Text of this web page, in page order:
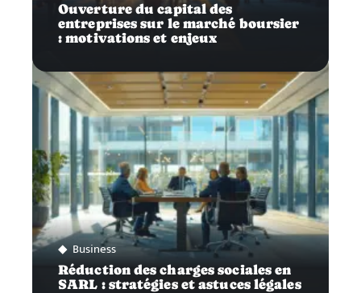
Ouverture du capital des
entreprises sur le marché boursier
: motivations et enjeux
Business
Réduction des charges sociales en
SARL : stratégies et astuces légales